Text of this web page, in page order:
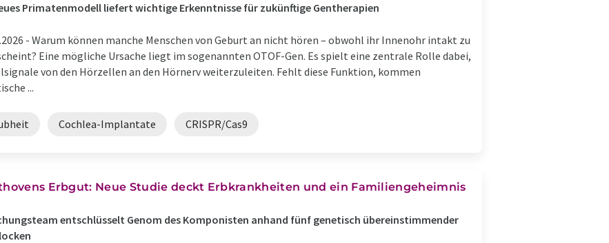
Primatenmodell liefert wichtige Erkenntnisse für zukünftige Gentherapien
- Warum können manche Menschen von Geburt an nicht hören – obwohl ihr Innenohr intakt zu
Eine mögliche Ursache liegt im sogenannten OTOF-Gen. Es spielt eine zentrale Rolle dabei,
von den Hörzellen an den Hörnerv weiterzuleiten. Fehlt diese Funktion, kommen
...
Cochlea-Implantate CRISPR/Cas9
Erbgut: Neue Studie deckt Erbkrankheiten und ein Familiengeheimnis
entschlüsselt Genom des Komponisten anhand fünf genetisch übereinstimmender